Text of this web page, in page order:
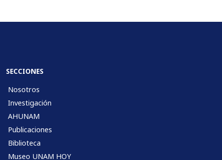
SECCIONES
Nosotros
Investigación
AHUNAM
Publicaciones
Biblioteca
Museo UNAM HOY